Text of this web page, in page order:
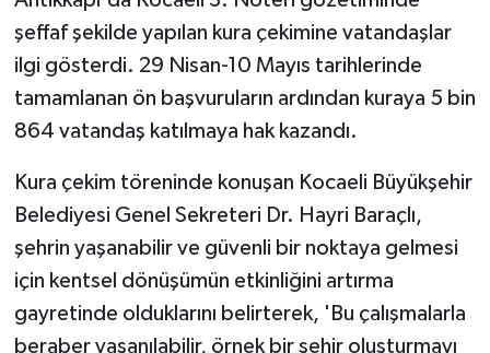
şeffaf şekilde yapılan kura çekimine vatandaşlar
ilgi gösterdi. 29 Nisan-10 Mayıs tarihlerinde
tamamlanan ön başvuruların ardından kuraya 5 bin
864 vatandaş katılmaya hak kazandı.
Kura çekim töreninde konuşan Kocaeli Büyükşehir
Belediyesi Genel Sekreteri Dr. Hayri Baraçlı,
şehrin yaşanabilir ve güvenli bir noktaya gelmesi
için kentsel dönüşümün etkinliğini artırma
gayretinde olduklarını belirterek, 'Bu çalışmalarla
beraber yaşanılabilir, örnek bir şehir oluşturmayı